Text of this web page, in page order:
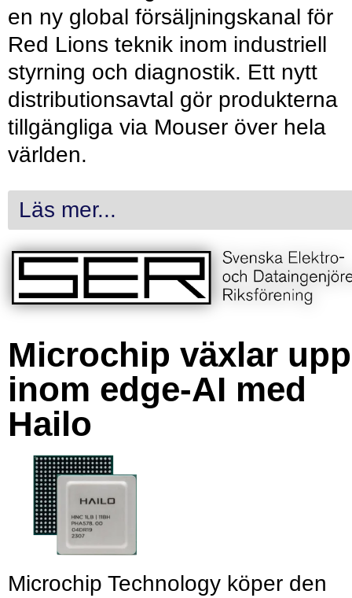
en ny global försäljningskanal för
Red Lions teknik inom industriell
styrning och diagnostik. Ett nytt
distributionsavtal gör produkterna
tillgängliga via Mouser över hela
världen.
Läs mer...
Microchip växlar upp
inom edge-AI med
Hailo
Microchip Technology köper den